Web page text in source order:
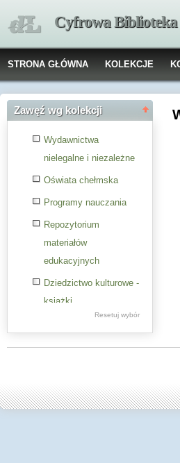
Cyfrowa Biblioteka
STRONA GŁÓWNA KOLEKCJE
Zawęź wg kolekcji
Wydawnictwa
nielegalne i niezależne
Oświata chełmska
Programy nauczania
Repozytorium
materiałów
edukacyjnych
Dziedzictwo kulturowe -
książki
Resetuj wybór